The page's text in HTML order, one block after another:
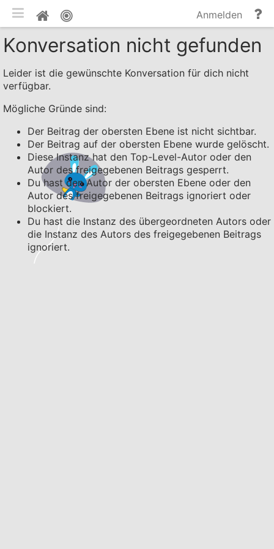
Pinnwand Anmelden
Konversation nicht gefunden
Leider ist die gewünschte Konversation für dich nicht
verfügbar.
Mögliche Gründe sind:
Der Beitrag der obersten Ebene ist nicht sichtbar.
Der Beitrag auf der obersten Ebene wurde gelöscht.
Diese Instanz hat den Top-Level-Autor oder den
Autor des freigegebenen Beitrags gesperrt.
Du hast den Autor der obersten Ebene oder den
Autor des freigegebenen Beitrags ignoriert oder
blockiert.
Du hast die Instanz des übergeordneten Autors oder
die Instanz des Autors des freigegebenen Beitrags
ignoriert.
mobile Ansicht umschalten